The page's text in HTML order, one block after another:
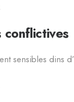
conflictives
sensibles dins